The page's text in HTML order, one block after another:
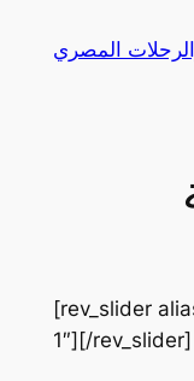
المصري
[rev_slider
1″][/rev_slider]